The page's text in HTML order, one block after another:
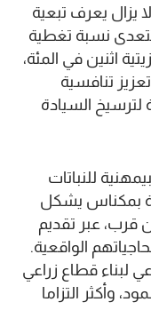
يزال يعرف تبعية
تتعدى نسبة تغطية
اثنين في المئة،
تنافسية
لترسيخ السيادة
للنباتات
بمكناس يشكل
قرب، عبر تقديم
الواقعية.
لبناء قطاع زراعي
وأكثر التزاما